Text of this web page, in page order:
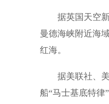
据英国天空新
曼德海峡附近海
红海。
据美联社、美
船“马士基底特律